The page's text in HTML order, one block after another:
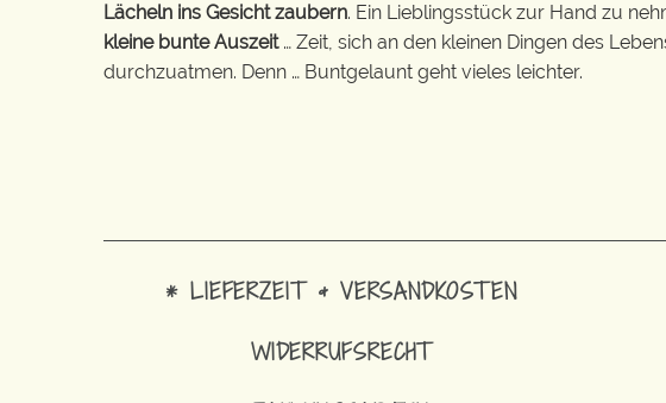
Lächeln ins Gesicht zaubern. Ein Lieblingsstück zur Hand zu
kleine bunte Auszeit… Zeit, sich an den kleinen Dingen des
durchzuatmen. Denn … Buntgelaunt geht vieles leichter.
* LIEFERZEIT & VERSANDKOSTEN
WIDERRUFSRECHT